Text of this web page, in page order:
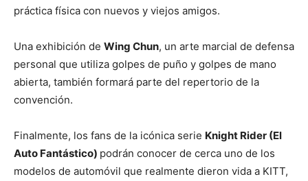
práctica física con nuevos y viejos amigos.
Una exhibición de Wing Chun, un arte marcial de defensa
personal que utiliza golpes de puño y golpes de mano
abierta, también formará parte del repertorio de la
convención.
Finalmente, los fans de la icónica serie Knight Rider (El
Auto Fantástico) podrán conocer de cerca uno de los
modelos de automóvil que realmente dieron vida a KITT,